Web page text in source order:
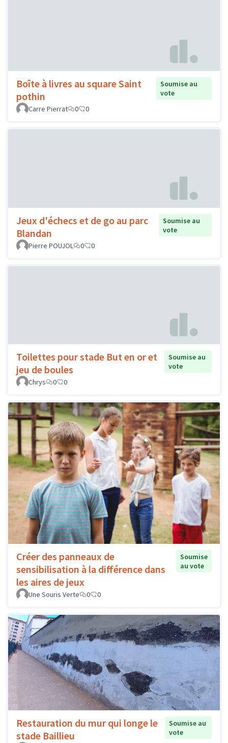
Boîte à livres au square Saint
pothin
Soumise au
vote
Carre Pierrat
0 0
Jeux d'échecs et de go au parc
Blandan
Soumise au
vote
Pierre POUJOL
0 0
Toilettes pour stade But en or et
jeu de boules
Soumise au
vote
Chrys
0 0
Créer des panneaux de
sensibilisation à la différence dans
les aires de jeux
Soumise
au vote
Une Souris Verte 0 0
Restauration du mur qui longe le
stade Baillieu
Soumise au
vote